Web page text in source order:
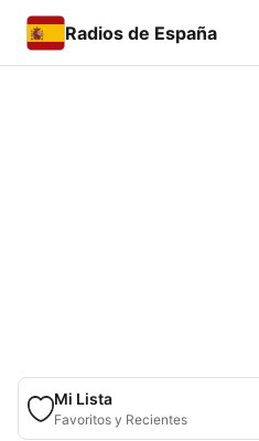
Radios de España
Mi Lista
Favoritos y Recientes